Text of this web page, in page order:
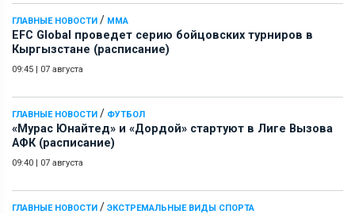
ГЛАВНЫЕ НОВОСТИ / ММА
EFC Global проведет серию бойцовских турниров в
Кыргызстане (расписание)
09:45 | 07 августа
ГЛАВНЫЕ НОВОСТИ / ФУТБОЛ
«Мурас Юнайтед» и «Дордой» стартуют в Лиге Вызова
АФК (расписание)
09:40 | 07 августа
ГЛАВНЫЕ НОВОСТИ / ЭКСТРЕМАЛЬНЫЕ ВИДЫ СПОРТА